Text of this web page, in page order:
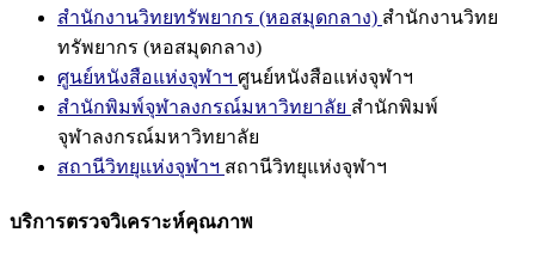
สำนักงานวิทยทรัพยากร (หอสมุดกลาง) สำนักงานวิทย
ทรัพยากร (หอสมุดกลาง)
ศูนย์หนังสือแห่งจุฬาฯ ศูนย์หนังสือแห่งจุฬาฯ
สำนักพิมพ์จุฬาลงกรณ์มหาวิทยาลัย สำนักพิมพ์
จุฬาลงกรณ์มหาวิทยาลัย
สถานีวิทยุแห่งจุฬาฯ สถานีวิทยุแห่งจุฬาฯ
บริการตรวจวิเคราะห์คุณภาพ